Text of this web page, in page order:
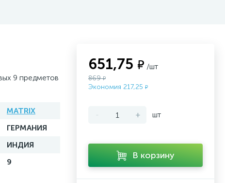
9 предметов
MATRIX
ГЕРМАНИЯ
ИНДИЯ
9
651,75 ₽ /шт
869₽
Экономия 217,25 ₽
- + шт
В корзину